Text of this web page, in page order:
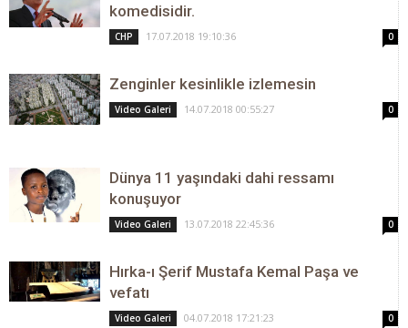
komedisidir.
CHP 17.07.2018 19:10:36 0
Zenginler kesinlikle izlemesin
Video Galeri 14.07.2018 00:55:27 0
Dünya 11 yaşındaki dahi ressamı
konuşuyor
Video Galeri 13.07.2018 22:45:36 0
Hırka-ı Şerif Mustafa Kemal Paşa ve
vefatı
Video Galeri 04.07.2018 17:21:23 0